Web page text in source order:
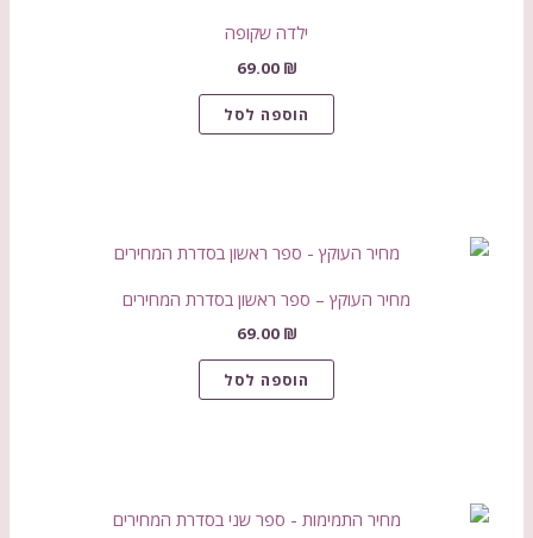
ילדה שקופה
69.00 ₪
הוספה לסל
מחיר העוקץ – ספר ראשון בסדרת המחירים
69.00 ₪
הוספה לסל